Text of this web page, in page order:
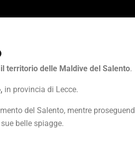
territorio delle Maldive del Salento.
, in provincia di Lecce.
del Salento, mentre
belle spiagge.